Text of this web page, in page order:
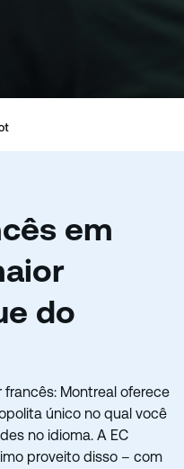
em
do
Montreal oferece
único no qual você
no idioma. A EC
proveito disso – com